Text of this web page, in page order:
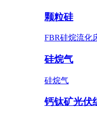
颗粒硅
FBR硅烷流化
硅烷气
硅烷气
钙钛矿光伏